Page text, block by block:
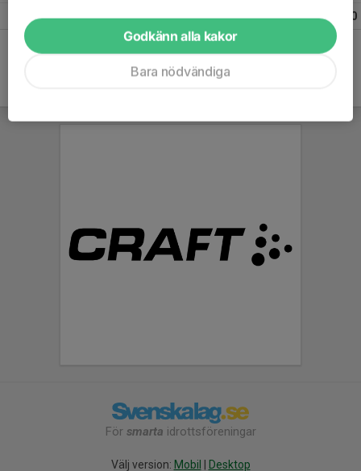
Totalt 36 7 0 0
För smarta idrottsföreningar
Välj version: Mobil Desktop
Godkänn alla kakor
Bara nödvändiga